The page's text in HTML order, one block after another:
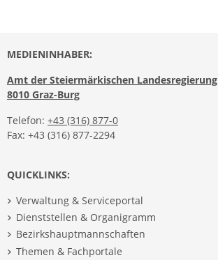
MEDIENINHABER:
Amt der Steiermärkischen Landesregierung
8010 Graz-Burg
Telefon: +43 (316) 877-0
Fax: +43 (316) 877-2294
QUICKLINKS:
Verwaltung & Serviceportal
Dienststellen & Organigramm
Bezirkshauptmannschaften
Themen & Fachportale